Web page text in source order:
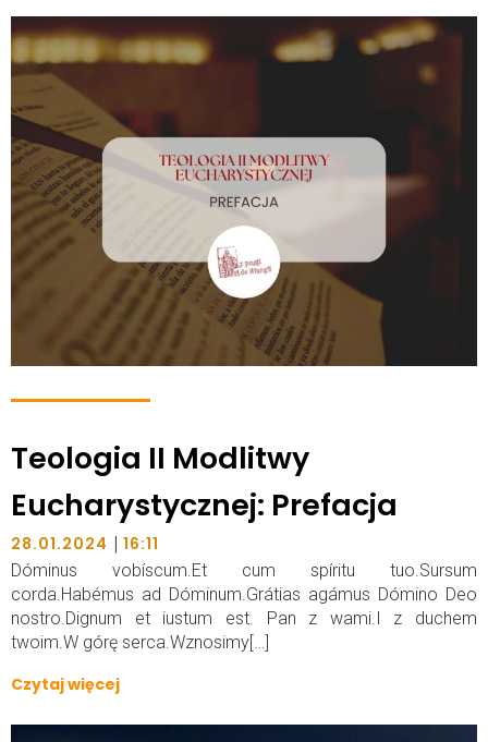
Teologia II Modlitwy
Eucharystycznej: Prefacja
28.01.2024 | 16:11
Dóminus vobíscum.Et cum spíritu tuo.Sursum
corda.Habémus ad Dóminum.Grátias agámus Dómino Deo
nostro.Dignum et iustum est. Pan z wami.I z duchem
twoim.W górę serca.Wznosimy[…]
Czytaj więcej